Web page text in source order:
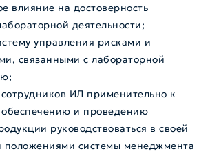
влияние на достоверность
деятельности;
управления рисками и
связанными с лабораторной
сотрудников ИЛ применительно к
и проведению
руководствоваться в своей
положениями системы менеджмента